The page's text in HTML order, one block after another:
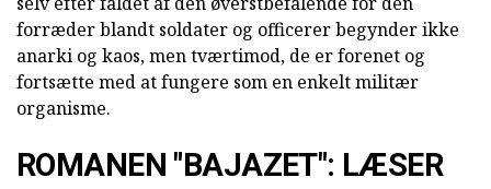
forræder blandt soldater og officerer begynder ikke
anarki og kaos, men tværtimod, de er forenet og
fortsætte med at fungere som en enkelt militær
organisme.
ROMANEN "BAJAZET": LÆSER